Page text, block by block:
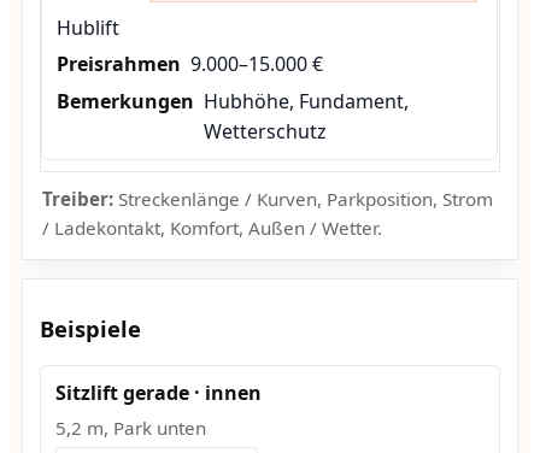
Hublift
9.000–15.000 €
Hubhöhe, Fundament,
Wetterschutz
Treiber:Streckenlänge / Kurven, Parkposition, Strom
/ Ladekontakt, Komfort, Außen / Wetter.
Beispiele
Sitzlift gerade · innen
5,2 m, Park unten